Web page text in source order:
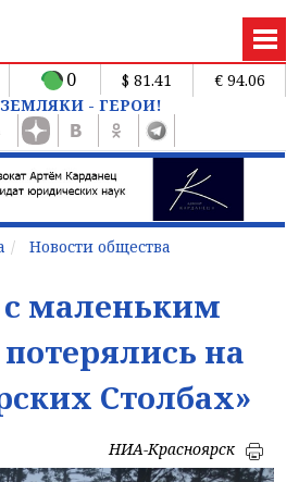
0 $ 81.41
€ 94.06
- ГЕРОИ!
Новости общества
маленьким
на
Столбах»
НИА-Красноярск